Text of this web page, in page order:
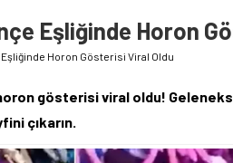
Eşliğinde Horon
Horon Gösterisi Viral Oldu
gösterisi viral oldu!
çıkarın.